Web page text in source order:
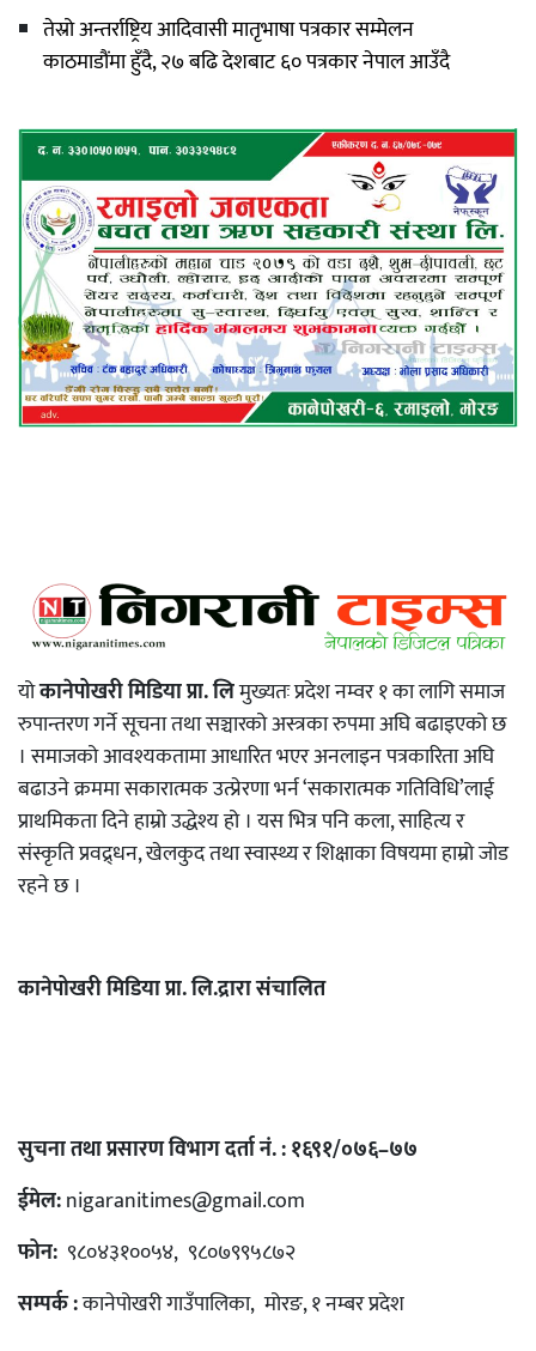
तेस्रो अन्तर्राष्ट्रिय आदिवासी मातृभाषा पत्रकार सम्मेलन
काठमाडौंमा हुँदै, २७ बढि देशबाट ६० पत्रकार नेपाल आउँदै
योकानेपोखरी मिडिया प्रा. लिमुख्यतः प्रदेश नम्वर १ का लागि समाज
रुपान्तरण गर्ने सूचना तथा सञ्चारको अस्त्रका रुपमा अघि बढाइएको छ
। समाजको आवश्यकतामा आधारित भएर अनलाइन पत्रकारिता अघि
बढाउने क्रममा सकारात्मक उत्प्रेरणा भर्न ‘सकारात्मक गतिविधि’लाई
प्राथमिकता दिने हाम्रो उद्धेश्य हो । यस भित्र पनि कला, साहित्य र
संस्कृति प्रवद्र्धन, खेलकुद तथा स्वास्थ्य र शिक्षाका विषयमा हाम्रो जोड
रहने छ ।
कानेपोखरी मिडिया प्रा. लि.द्रारा संचालित
सुचना तथा प्रसारण विभाग दर्ता नं. : १६९१/०७६–७७
ईमेल:nigaranitimes@gmail.com
फोन: ९८०४३१००५४, ९८०७९९५८७२
सम्पर्क :कानेपोखरी गाउँपालिका, मोरङ, १ नम्बर प्रदेश